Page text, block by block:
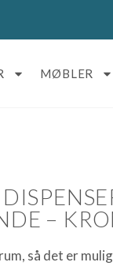
MØBLER
–
så det er